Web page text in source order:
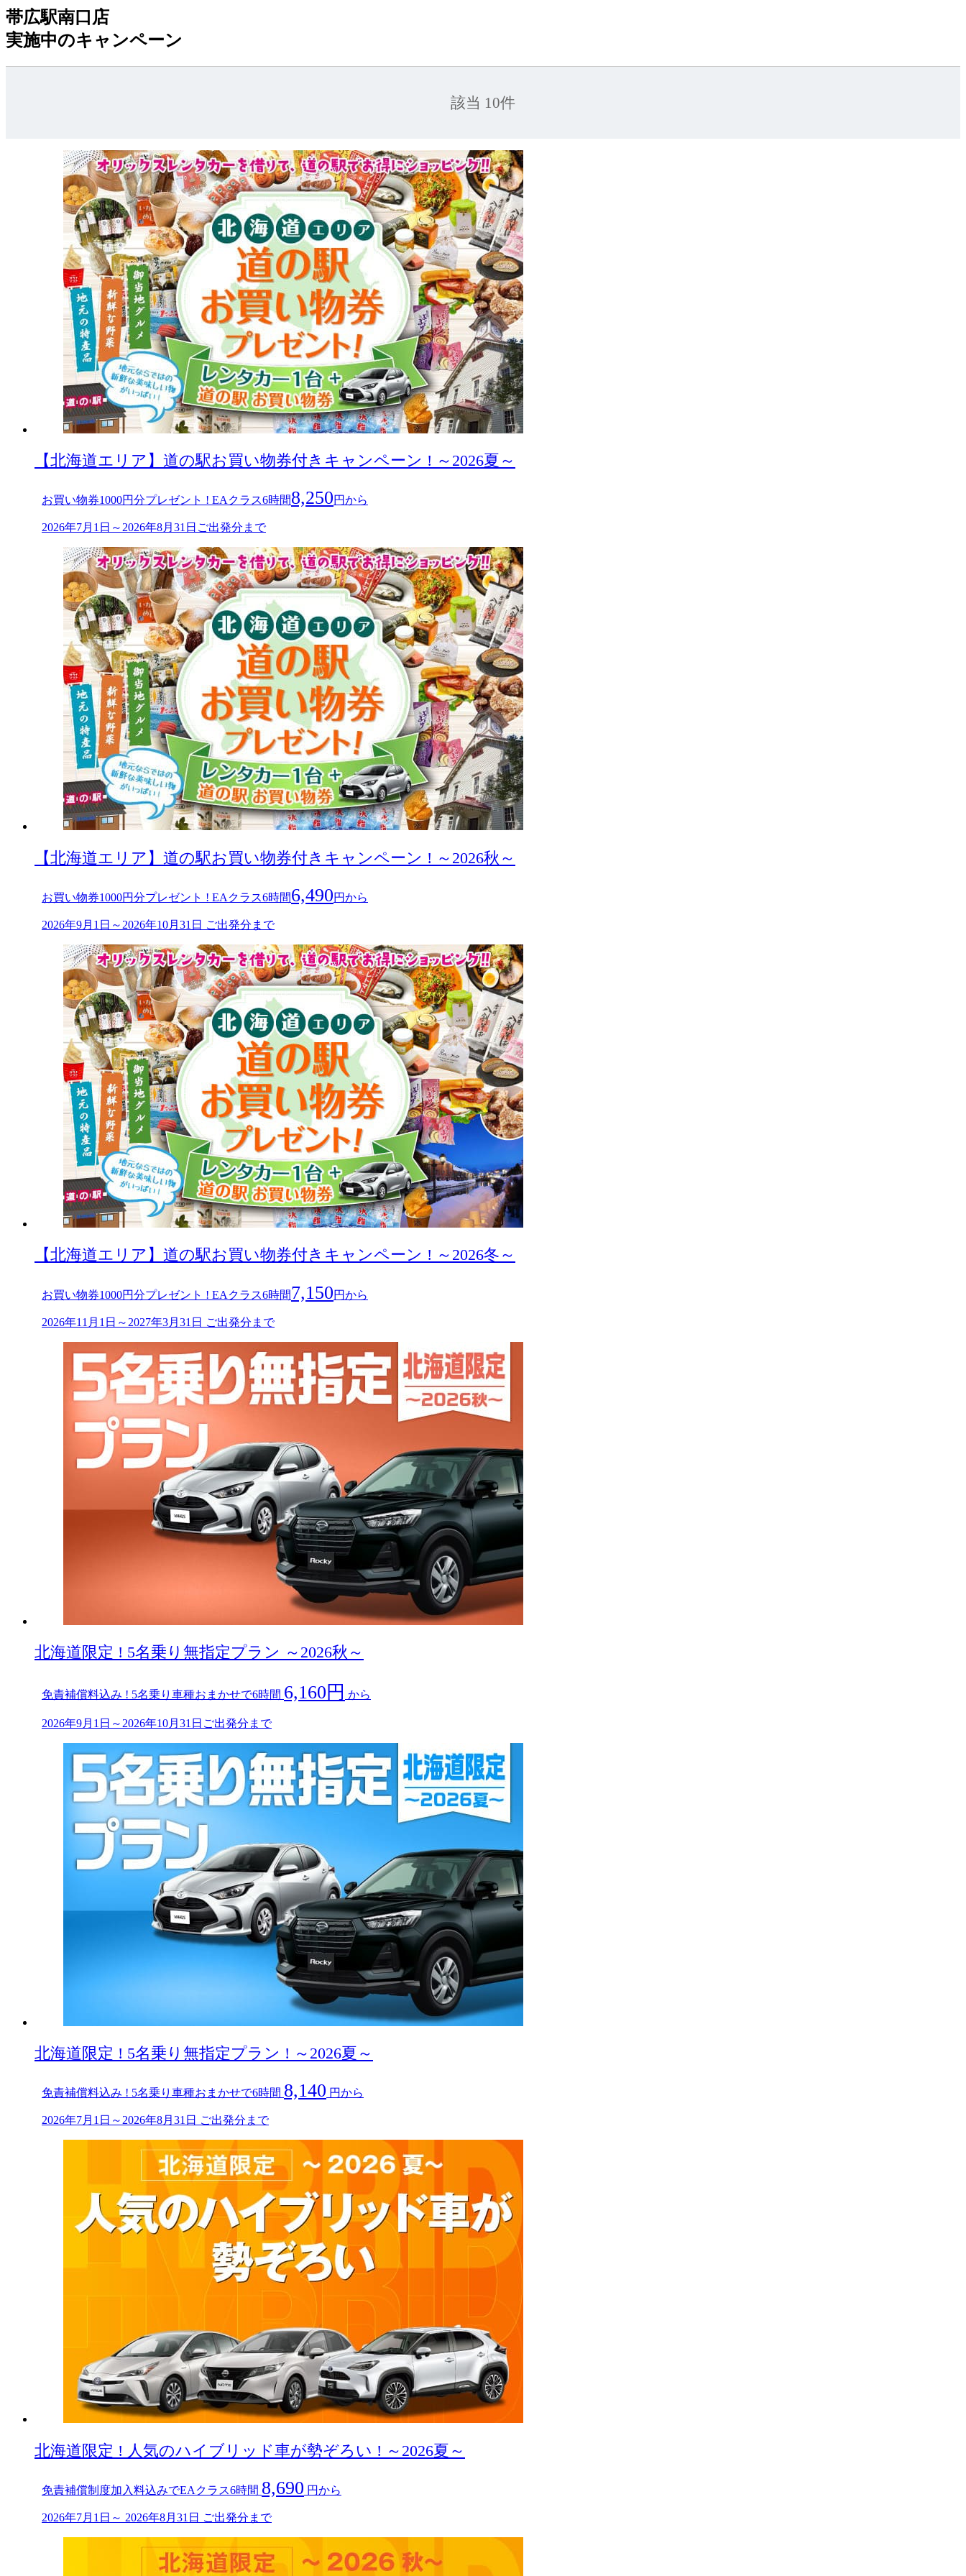
帯広駅南口店
実施中のキャンペーン
該当 10件
【北海道エリア】道の駅お買い物券付きキャンペーン ! ～2026夏～
お買い物券1000円分プレゼント ! EAクラス6時間8,250円から
2026年7月1日～2026年8月31日ご出発分まで
【北海道エリア】道の駅お買い物券付きキャンペーン ! ～2026秋～
お買い物券1000円分プレゼント ! EAクラス6時間6,490円から
2026年9月1日～2026年10月31日 ご出発分まで
【北海道エリア】道の駅お買い物券付きキャンペーン ! ～2026冬～
お買い物券1000円分プレゼント ! EAクラス6時間7,150円から
2026年11月1日～2027年3月31日 ご出発分まで
北海道限定 ! 5名乗り無指定プラン ～2026秋～
免責補償料込み ! 5名乗り車種おまかせで6時間 6,160円 から
2026年9月1日～2026年10月31日ご出発分まで
北海道限定 ! 5名乗り無指定プラン ! ～2026夏～
免責補償料込み ! 5名乗り車種おまかせで6時間 8,140 円から
2026年7月1日～2026年8月31日 ご出発分まで
北海道限定 ! 人気のハイブリッド車が勢ぞろい ! ～2026夏～
免責補償制度加入料込みでEAクラス6時間 8,690 円から
2026年7月1日～ 2026年8月31日 ご出発分まで